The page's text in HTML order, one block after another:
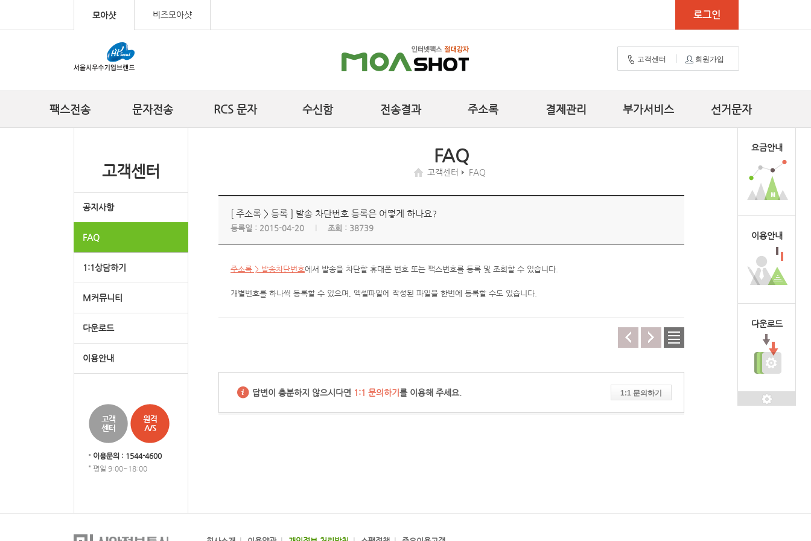
모아샷 비즈모아샷 로그인
고객센터 회원가입
팩스전송 문자전송 RCS 문자 수신함 전송결과 주소록 결제관리 부가서비스 선거문자
고객센터
공지사항
FAQ
1:1상담하기
M커뮤니티
다운로드
이용안내
이용문의 : 1544-4600
평일 9:00~18:00
FAQ
고객센터 FAQ
[ 주소록 > 등록 ] 발송 차단번호 등록은 어떻게 하나요?
등록일 : 2015-04-20 조회 : 38739
주소록 > 발송차단번호에서 발송을 차단할 휴대폰 번호 또는 팩스번호를 등록 및 조회할 수 있습니다.
개별번호를 하나씩 등록할 수 있으며, 엑셀파일에 작성된 파일을 한번에 등록할 수도 있습니다.
답변이 충분하지 않으시다면 1:1 문의하기 를 이용해 주세요. 1:1 문의하기
요금안내
이용안내
다운로드